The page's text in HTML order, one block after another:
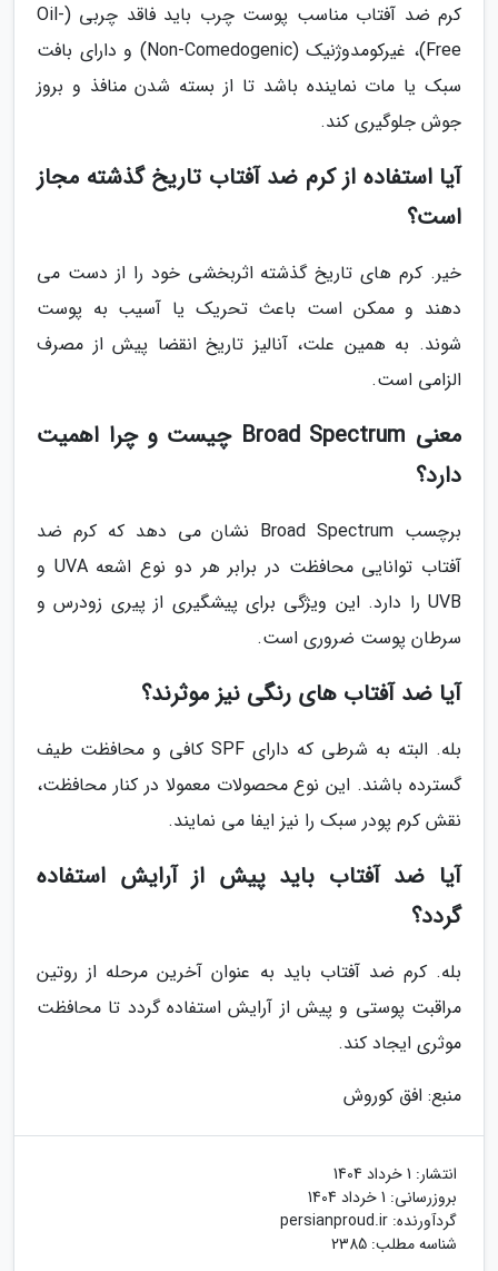
کرم ضد آفتاب مناسب پوست چرب باید فاقد چربی (Oil-
Free)، غیرکومدوژنیک (Non-Comedogenic) و دارای بافت
سبک یا مات نماینده باشد تا از بسته شدن منافذ و بروز
جوش جلوگیری کند.
آیا استفاده از کرم ضد آفتاب تاریخ گذشته مجاز
است؟
خیر. کرم های تاریخ گذشته اثربخشی خود را از دست می
دهند و ممکن است باعث تحریک یا آسیب به پوست
شوند. به همین علت، آنالیز تاریخ انقضا پیش از مصرف
الزامی است.
معنی Broad Spectrum چیست و چرا اهمیت
دارد؟
برچسب Broad Spectrum نشان می دهد که کرم ضد
آفتاب توانایی محافظت در برابر هر دو نوع اشعه UVA و
UVB را دارد. این ویژگی برای پیشگیری از پیری زودرس و
سرطان پوست ضروری است.
آیا ضد آفتاب های رنگی نیز موثرند؟
بله. البته به شرطی که دارای SPF کافی و محافظت طیف
گسترده باشند. این نوع محصولات معمولا در کنار محافظت،
نقش کرم پودر سبک را نیز ایفا می نمایند.
آیا ضد آفتاب باید پیش از آرایش استفاده
گردد؟
بله. کرم ضد آفتاب باید به عنوان آخرین مرحله از روتین
مراقبت پوستی و پیش از آرایش استفاده گردد تا محافظت
موثری ایجاد کند.
منبع: افق کوروش
انتشار: 1 خرداد 1404
بروزرسانی: 1 خرداد 1404
گردآورنده: persianproud.ir
شناسه مطلب: 2385